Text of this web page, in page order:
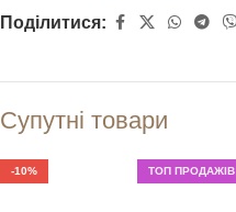
Поділитися:
Супутні товари
-10% ТОП ПРОДАЖІВ